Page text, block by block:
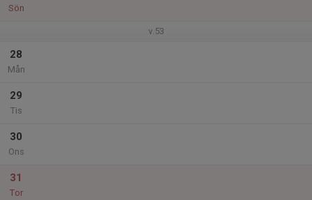
Sön
v.53
28
Mån
29
Tis
30
Ons
31
Tor